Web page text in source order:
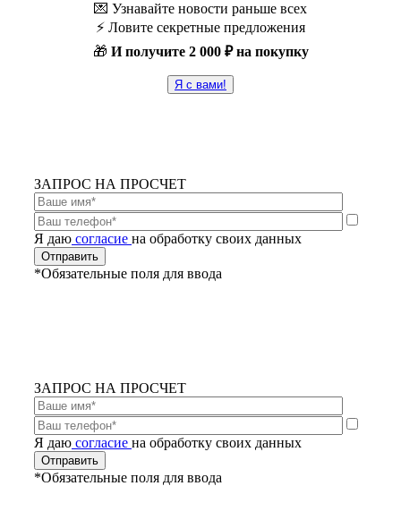
💌 Узнавайте новости раньше всех
⚡️ Ловите секретные предложения
🎁 И получите 2 000 ₽ на покупку
Я с вами!
ЗАПРОС НА ПРОСЧЕТ
Я даю согласие на обработку своих данных
*Обязательные поля для ввода
ЗАПРОС НА ПРОСЧЕТ
Я даю согласие на обработку своих данных
*Обязательные поля для ввода